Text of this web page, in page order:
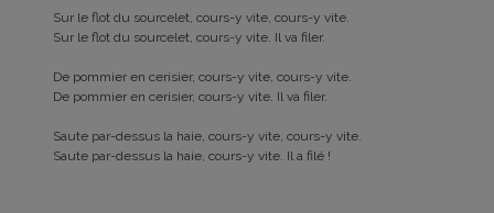
Sur le flot du sourcelet, cours-y vite, cours-y vite.
Sur le flot du sourcelet, cours-y vite. Il va filer.
De pommier en cerisier, cours-y vite, cours-y vite.
De pommier en cerisier, cours-y vite. Il va filer.
Saute par-dessus la haie, cours-y vite, cours-y vite.
Saute par-dessus la haie, cours-y vite. Il a filé !